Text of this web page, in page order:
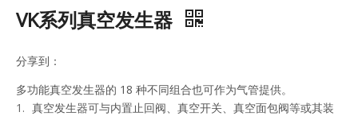
VK系列真空发生器
分享到：
多功能真空发生器的 18 种不同组合也可作为气管提供。
真空发生器可与内置止回阀、真空开关、真空面包阀等或其装